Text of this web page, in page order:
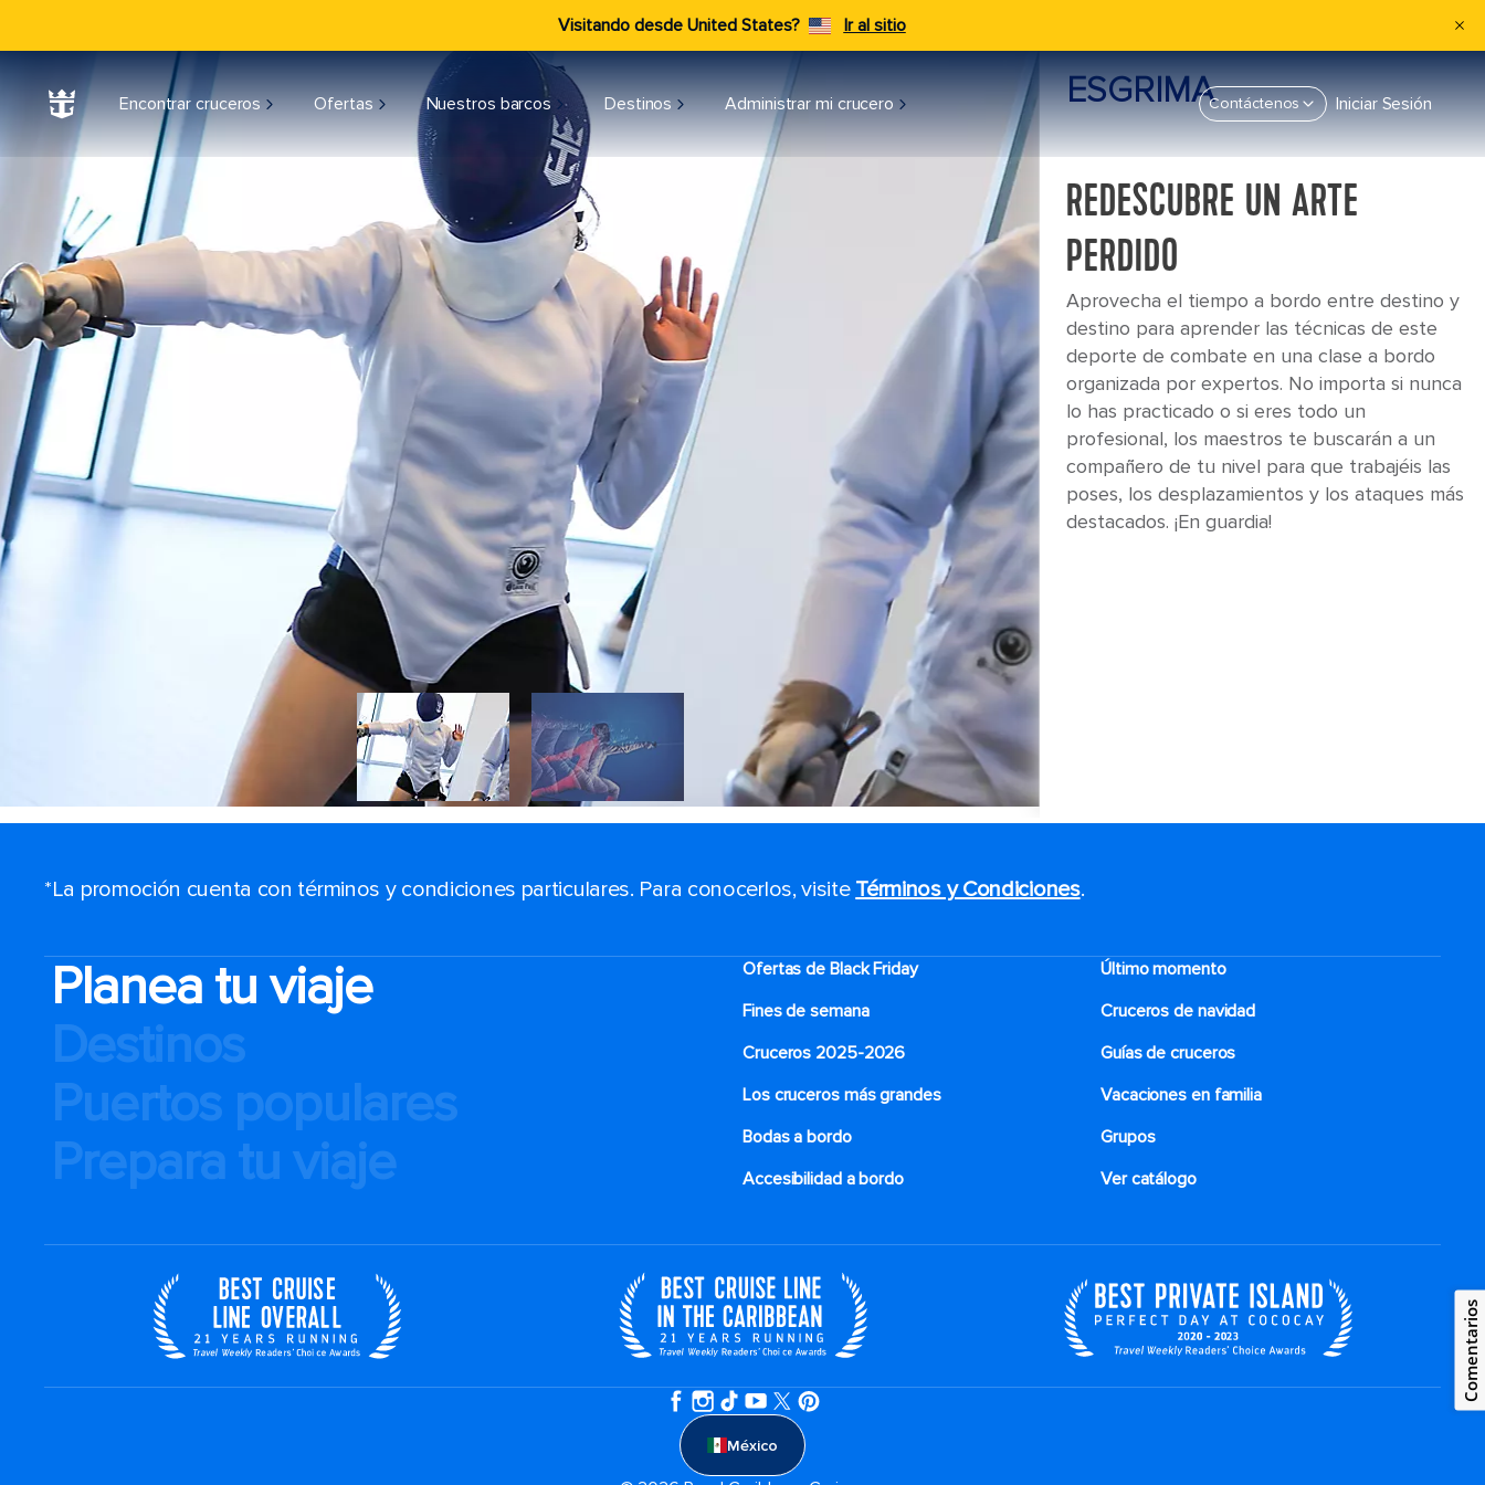
Visitando desde United States? Ir al sitio
Encontrar cruceros Ofertas Nuestros barcos Destinos Administrar mi crucero Contáctenos Iniciar Sesión
ESGRIMA
REDESCUBRE UN ARTE
PERDIDO
Aprovecha el tiempo a bordo entre destino y
destino para aprender las técnicas de este
deporte de combate en una clase a bordo
organizada por expertos. No importa si nunca
lo has practicado o si eres todo un
profesional, los maestros te buscarán a un
compañero de tu nivel para que trabajéis las
poses, los desplazamientos y los ataques más
destacados. ¡En guardia!
*La promoción cuenta con términos y condiciones particulares. Para conocerlos, visite Términos y Condiciones.
Planea tu viaje
Destinos
Puertos populares
Prepara tu viaje
Ofertas de Black Friday
Último momento
Fines de semana
Cruceros de navidad
Cruceros 2025-2026
Guías de cruceros
Los cruceros más grandes
Vacaciones en familia
Bodas a bordo
Grupos
Accesibilidad a bordo
Ver catálogo
México
Comentarios